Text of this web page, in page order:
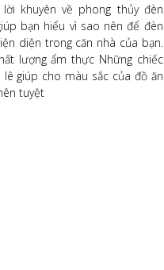
khuyên về phong thủy đèn
bạn hiểu vì sao nên để đèn
diện trong căn nhà của bạn.
lượng ẩm thực Những chiếc
giúp cho màu sắc của đồ ăn
tuyệt